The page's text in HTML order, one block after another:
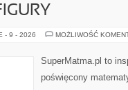
- 9 - 2026 MOŻLIWOŚĆ
SuperMatma.pl to
poświęcony